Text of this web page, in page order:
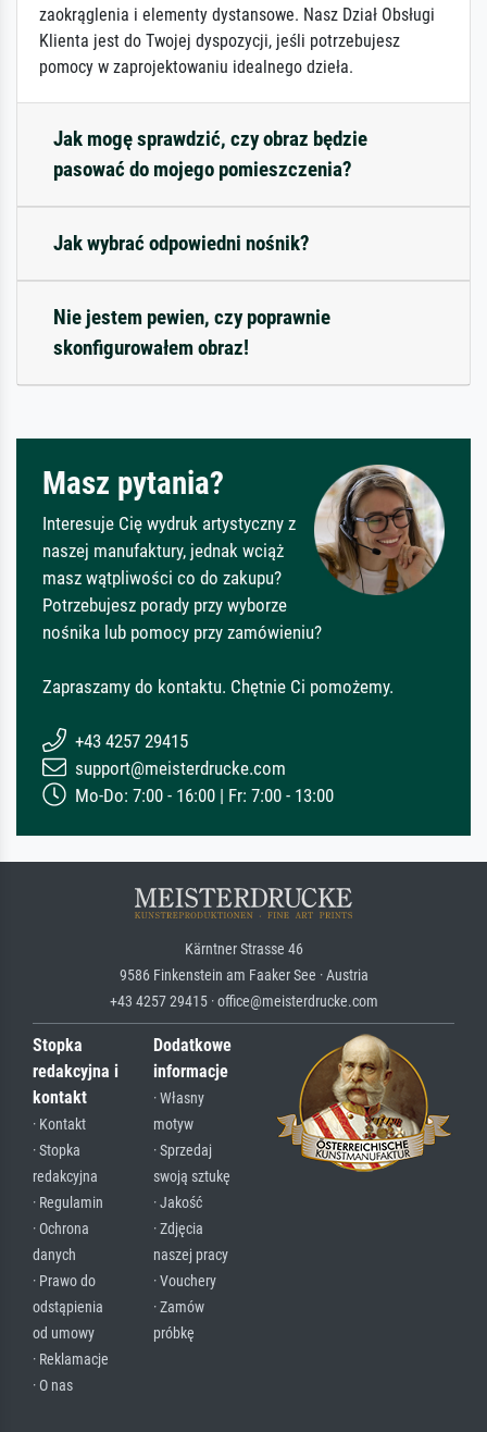
zaokrąglenia i elementy dystansowe. Nasz Dział Obsługi
Klienta jest do Twojej dyspozycji, jeśli potrzebujesz
pomocy w zaprojektowaniu idealnego dzieła.
Jak mogę sprawdzić, czy obraz będzie
pasować do mojego pomieszczenia?
Jak wybrać odpowiedni nośnik?
Nie jestem pewien, czy poprawnie
skonfigurowałem obraz!
Masz pytania?
Interesuje Cię wydruk artystyczny z
naszej manufaktury, jednak wciąż
masz wątpliwości co do zakupu?
Potrzebujesz porady przy wyborze
nośnika lub pomocy przy zamówieniu?
Zapraszamy do kontaktu. Chętnie Ci pomożemy.
+43 4257 29415
support@meisterdrucke.com
Mo-Do: 7:00 - 16:00 | Fr: 7:00 - 13:00
Kärntner Strasse 46
9586 Finkenstein am Faaker See · Austria
+43 4257 29415 · office@meisterdrucke.com
Stopka
redakcyjna i
kontakt
· Kontakt
· Stopka
redakcyjna
· Regulamin
· Ochrona
danych
· Prawo do
odstąpienia
od umowy
· Reklamacje
· O nas
Dodatkowe
informacje
· Własny
motyw
· Sprzedaj
swoją sztukę
· Jakość
· Zdjęcia
naszej pracy
· Vouchery
· Zamów
próbkę